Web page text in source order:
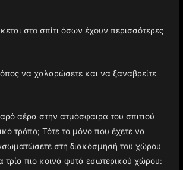
στο σπίτι όσων έχουν περισσότερες
να χαλαρώσετε και να ξαναβρείτε
αέρα στην ατμόσφαιρα του σπιτιού
τρόπο; Τότε το μόνο που έχετε να
στη διακόσμησή του χώρου
τρία πιο κοινά φυτά εσωτερικού χώρου: